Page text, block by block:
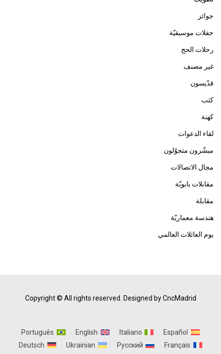
جوائز
حفلات موسيقيّة
رحلات الحج
غير مصنف
قدّيسون
كتب
كهنة
لقاء الدعوات
مبشّرون متجوّلون
مجال الاتصالات
مقابلات بابويّة
مقابلة
هندسة معماريّة
يوم العائلات العالمي
Copyright © All rights reserved. Designed by CncMadrid
Español
Italiano
English
Português
Français
Русский
Ukrainian
Deutsch